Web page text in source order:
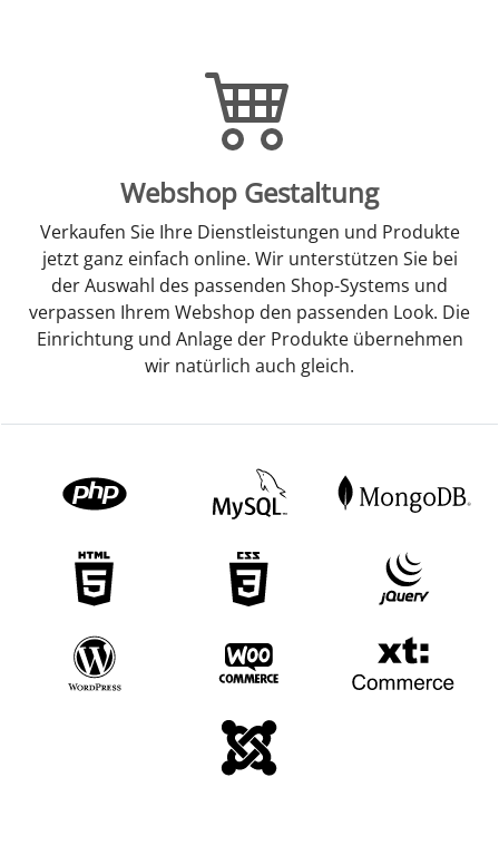
Webshop Gestaltung
Verkaufen Sie Ihre Dienstleistungen und Produkte
jetzt ganz einfach online. Wir unterstützen Sie bei
der Auswahl des passenden Shop-Systems und
verpassen Ihrem Webshop den passenden Look. Die
Einrichtung und Anlage der Produkte übernehmen
wir natürlich auch gleich.